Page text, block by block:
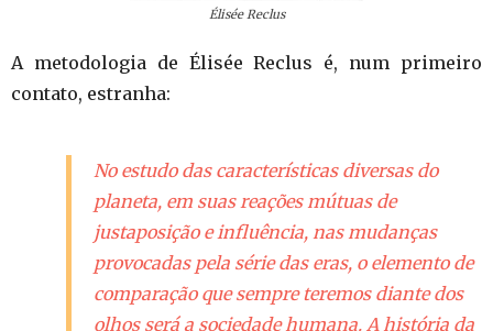
Élisée Reclus
A metodologia de Élisée Reclus é, num primeiro
contato, estranha:
No estudo das características diversas do
planeta, em suas reações mútuas de
justaposição e influência, nas mudanças
provocadas pela série das eras, o elemento de
comparação que sempre teremos diante dos
olhos será a sociedade humana. A história da